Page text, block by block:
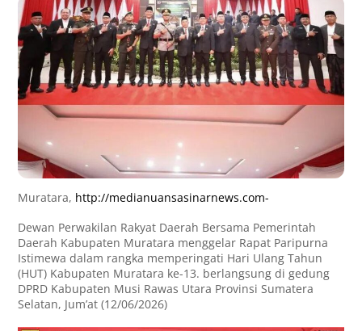
Muratara, http://medianuansasinarnews.com-
Dewan Perwakilan Rakyat Daerah Bersama Pemerintah
Daerah Kabupaten Muratara menggelar Rapat Paripurna
Istimewa dalam rangka memperingati Hari Ulang Tahun
(HUT) Kabupaten Muratara ke-13. berlangsung di gedung
DPRD Kabupaten Musi Rawas Utara Provinsi Sumatera
Selatan, Jum’at (12/06/2026)